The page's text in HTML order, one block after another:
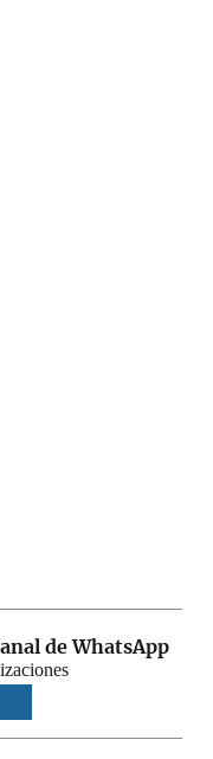
de WhatsApp